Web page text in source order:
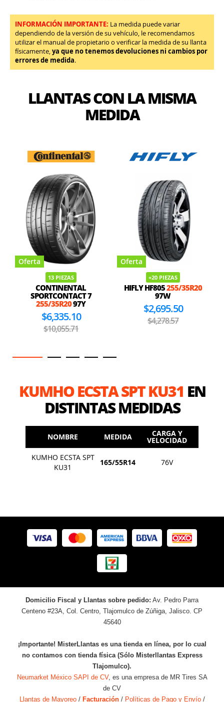
INFORMACIÓN IMPORTANTE: La medida puede variar
dependiendo de la versión de su vehículo, le recomendamos
utilizar el manual de propietario o verificar la medida de su llanta
físicamente,ya que no tenemos devoluciones ni cambios por
errores de medida.
LLANTAS CON LA MISMA
MEDIDA
Oferta
13 PIEZAS
CONTINENTAL
SPORTCONTACT 7
255/35R2097Y
$6,335.10
$10,055.71
Oferta
+20 PIEZAS
HIFLY HF805255/35R20
97W
$2,695.50
$4,278.57
KUMHO ECSTA SPT KU31 EN
DISTINTAS MEDIDAS
NOMBRE MEDIDA CARGA Y
VELOCIDAD
KUMHO ECSTA SPT
KU31
165/55R14 76V
Domicilio Fiscal y Llantas sobre pedido: Av. Pedro Parra
Centeno #23A, Col. Centro, Tlajomulco de Zúñiga, Jalisco. CP
45640
¡Importante! MisterLlantas es una tienda en línea, por lo cual
no contamos con tienda física (Sólo Misterllantas Express
Tlajomulco).
Neumarket México SAPI de CV, es una empresa de MR Tires SA
de CV
Llantas de Mayoreo/ Facturación/ Políticas de Pago y Envío/